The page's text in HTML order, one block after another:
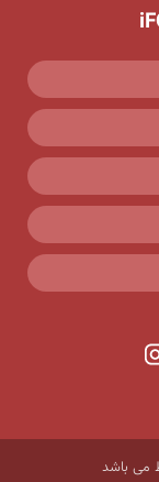
می باشد